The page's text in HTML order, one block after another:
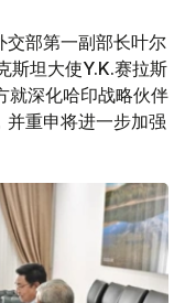
交部第一副部长叶尔
斯坦大使Y.K.赛拉斯
就深化哈印战略伙伴
并重申将进一步加强